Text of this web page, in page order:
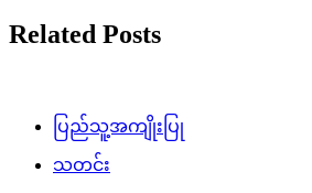
Related Posts
ပြည်သူ့အကျိုးပြု
သတင်း